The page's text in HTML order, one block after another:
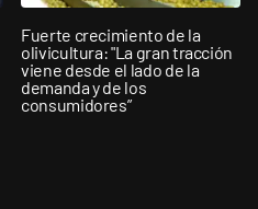
Fuerte crecimiento de la
olivicultura: "La gran tracción
viene desde el lado de la
demanda y de los
consumidores”